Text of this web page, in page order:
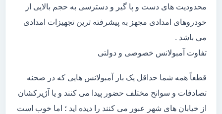
محدودیت های دست و پا گیر و دسترسی به حجم بالایی از
خودروهای امدادی مجهز به پیشرفته ترین تجهیزات امدادی
می باشد .
تفاوت آمبولانس خصوصی و دولتی
قطعاً همه شما حداقل یک بار آمبولانس هایی که در صحنه
تصادفات و سوانح مختلف حضور پیدا می کنند و یا آژیرکشان
از خیابان های شهر عبور می کنند را دیده اید ؛ اما خوب است